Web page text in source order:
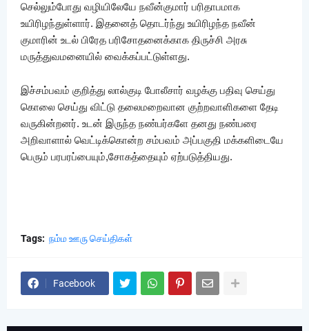
செல்லும்போது வழியிலேயே நவீன்குமார் பரிதாபமாக
உயிரிழந்துள்ளார். இதனைத் தொடர்ந்து உயிரிழந்த நவீன்
குமாரின் உடல் பிரேத பரிசோதனைக்காக திருச்சி அரசு
மருத்துவமனையில் வைக்கப்பட்டுள்ளது.
இச்சம்பவம் குறித்து லால்குடி போலீசார் வழக்கு பதிவு செய்து
கொலை செய்து விட்டு தலைமறைவான குற்றவாளிகளை தேடி
வருகின்றனர். உடன் இருந்த நண்பர்களே தனது நண்பரை
அறிவாளால் வெட்டிக்கொன்ற சம்பவம் அப்பகுதி மக்களிடையே
பெரும் பரபரப்பையும்,சோகத்தையும் ஏற்படுத்தியது.
Tags: நம்ம ஊரு செய்திகள்
Facebook